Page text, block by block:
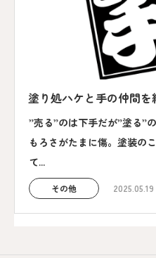
塗り処ハケと手の仲間を
”売る”のは下手だが”塗る”
もろさがたまに傷。塗装の
て...
その他 2025.05.19